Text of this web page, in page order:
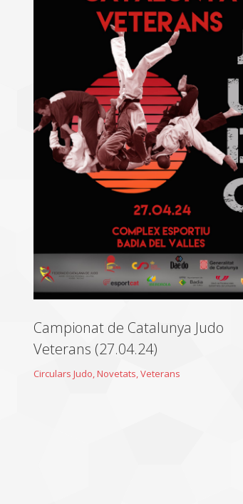
Campionat de Catalunya Judo
Veterans (27.04.24)
Circulars Judo,Novetats,Veterans